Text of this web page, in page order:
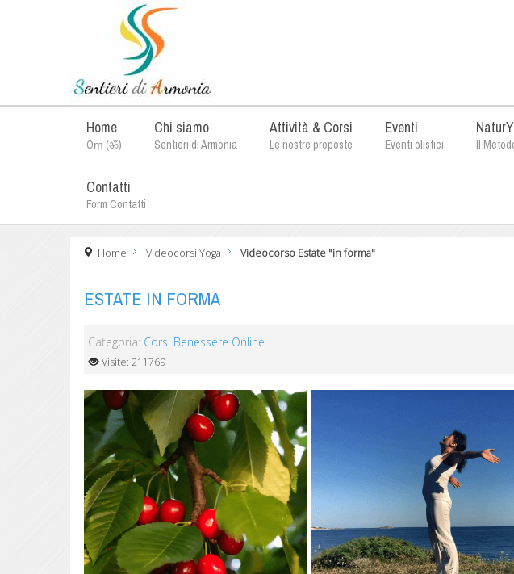
Home
Oṃ (ॐ)
Chi siamo
Sentieri di Armonia
Attività & Corsi
Le nostre proposte
Eventi
Eventi olistici Il
Contatti
Form Contatti
Home Videocorsi Yoga Videocorso Estate "in forma"
ESTATE IN FORMA
Categoria: Corsi Benessere Online
Visite: 211769